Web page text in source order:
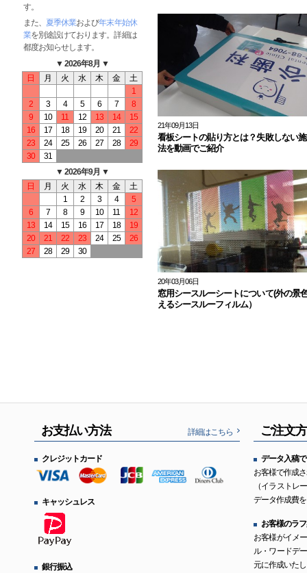
21年09月13日
看板シートの貼り方とは？失敗しない
法を動画でご紹介
20年03月06日
窓用シースルーシートについて(外の景
えるシースルーフィルム）
す。
また、 夏季休業および年末年始休
業を別途設けております。詳細は
都度お知らせします。
▼ 2026年8月 ▼
日
月 火 水 木 金
土
1
2
3 4 5 6 7
8
9
10 11 12 13 14
15
16
17 18 19 20 21
22
23
24 25 26 27 28
29
30
31
▼ 2026年9月 ▼
日
月 火 水 木 金
土
1
2 3 4
5
6
7 8 9 10 11
12
13
14 15 16 17 18
19
20
21 22 23 24 25
26
27
28 29 30
お支払い方法 詳細はこちら
クレジットカード
キャッシュレス
銀行振込
ご注文
データ入稿
お客様で作成
（イラストレ
データ作成費
お客様のラ
お客様がイメ
ル・ワードデ
元に作成いた